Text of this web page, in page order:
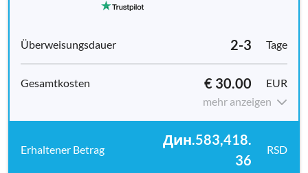
2-3 Tage
€ 30.00
EUR
mehr anzeigen
Дин.583,418.
36
RSD